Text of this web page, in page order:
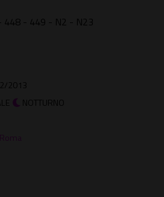
- 449 - N2 - N23
2013
NOTTURNO